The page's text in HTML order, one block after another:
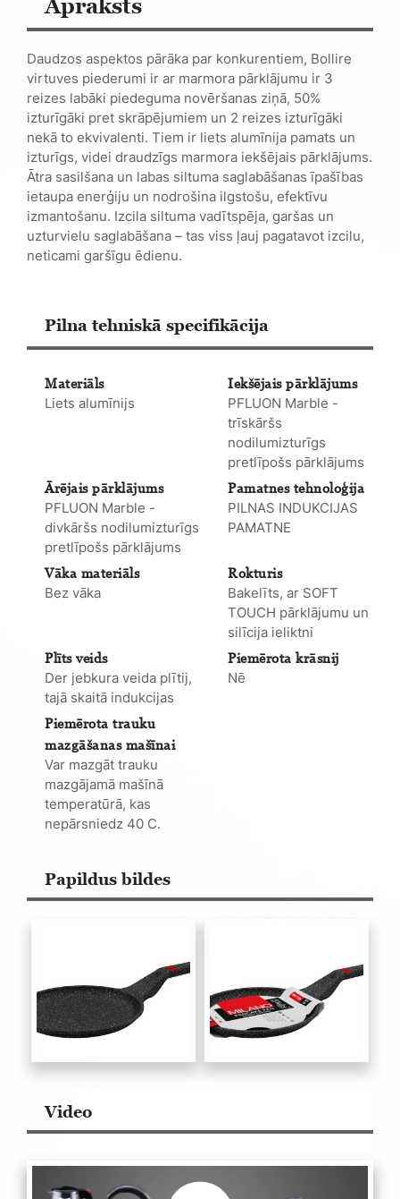
Apraksts
Daudzos aspektos pārāka par konkurentiem, Bollire
virtuves piederumi ir ar marmora pārklājumu ir 3
reizes labāki piedeguma novēršanas ziņā, 50%
izturīgāki pret skrāpējumiem un 2 reizes izturīgāki
nekā to ekvivalenti. Tiem ir liets alumīnija pamats un
izturīgs, videi draudzīgs marmora iekšējais pārklājums.
Ātra sasilšana un labas siltuma saglabāšanas īpašības
ietaupa enerģiju un nodrošina ilgstošu, efektīvu
izmantošanu. Izcila siltuma vadītspēja, garšas un
uzturvielu saglabāšana – tas viss ļauj pagatavot izcilu,
neticami garšīgu ēdienu.
Pilna tehniskā specifikācija
Materiāls Iekšējais pārklājums
Liets alumīnijs
PFLUON Marble -
trīskāršs
nodilumizturīgs
pretlīpošs pārklājums
Ārējais pārklājums Pamatnes tehnoloģija
PFLUON Marble -
divkāršs nodilumizturīgs
pretlīpošs pārklājums
PILNAS INDUKCIJAS
PAMATNE
Vāka materiāls Rokturis
Bez vāka
Bakelīts, ar SOFT
TOUCH pārklājumu un
silīcija ieliktni
Plīts veids Piemērota krāsnij
Der jebkura veida plītij,
tajā skaitā indukcijas
Nē
Piemērota trauku
mazgāšanas mašīnai
Var mazgāt trauku
mazgājamā mašīnā
temperatūrā, kas
nepārsniedz 40 C.
Papildus bildes
Video